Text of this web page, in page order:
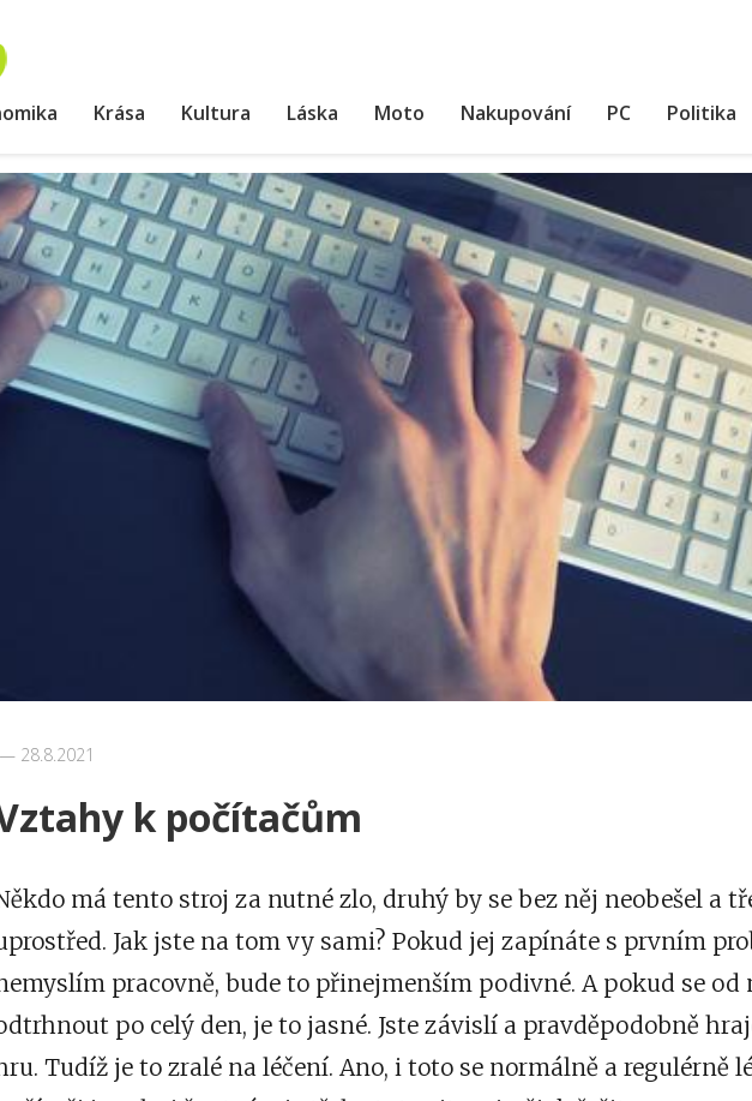
Krása Kultura Láska Moto Nakupování PC Politika
28.8.2021
k počítačům
má tento stroj za nutné zlo, druhý by se bez něj neobešel a
Jak jste na tom vy sami? Pokud jej zapínáte s prvním
pracovně, bude to přinejmenším podivné. A pokud se od
po celý den, je to jasné. Jste závislí a pravděpodobně
Tudíž je to zralé na léčení. Ano, i toto se normálně a regulérně